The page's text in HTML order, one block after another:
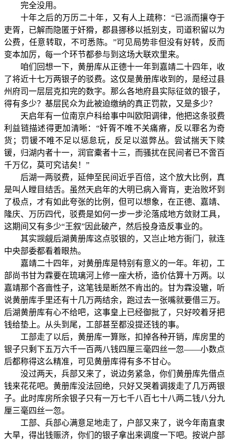
完全没用。
十年之后的万历二十年，又有人上疏称：“已派而攘夺于
吏胥，已解而隐匿于奸猾，郡县挪移以抵别支，司道积留以为
公费，任意转取，不可悉陈。”可见局势非但没有好转，反而
变本加厉，每一个环节都参与到这场大联欢里来。
咱们回想一下，黄册库从正德十一年到嘉靖二十四年，收
了将近十七万两银子的驳费。这仅是黄册库收到的，是经过县
州府司一层层克扣完的数字。那么各地府县实际征敛的银子，
得有多少？基层民众为此被迫缴纳的真正罚款，又是多少？
天启年有一位南京户科给事中叫欧阳调律，他把这条驳费
利益链描述得更加清晰：“奸胥不唯不关痛瘠，反以罪名为奇
货；罚锾不唯不足以惩怠玩，反足以滋弊丛。尝试揣天下赎
锾，归湖内者十一，润官橐者十三，而骚扰在民间者已不啻百
千万亿，莫可究诘矣！”
后湖一两驳费，延伸至民间近乎百倍，这个放大比例，真
是叫人瞠目结舌。虽然天启年的大明已病入膏肓，吏治败坏到
了极点，才有如此夸张的比例，但可以想象，在正德、嘉靖、
隆庆、万历四代，驳费是如何一步一步沦落成地方敛财工具，
这期间又有多少“王叙”因此破产，然后投身造反事业的。
其实觊觎后湖黄册库这点驳银的，又岂止地方衙门，就连
中央部委都看着眼热。
嘉靖二十四年，对黄册库是特别有意义的一年。年初，工
部尚书甘为霖要在琉璃河上修一座大桥，造价估算十万两。以
嘉靖那个吝啬性子，这笔钱是断然不肯出的。甘为霖没辙，听
说黄册库手里还有十几万两结余，跑过去一张嘴就要借三万。
后湖黄册库有心不给吧，这事皇上已经御批了，只好咬着牙把
钱给垫上。从头到尾，工部甚至都没提还钱的事。
工部走了以后，黄册库一算账，扣掉各种开销，库房里的
银子只剩下五万六千一百两八钱四厘三毫四丝一忽——小数点
后都称得这么精准，可见黄册库得有多不甘心。
没过两天，兵部又来了，说边务紧急，你们黄册库先借点
钱来花花吧。黄册库没法回绝，只好又哭着调拨走了几万两银
子。此时库房所余银子只有一万七千八百七十八两二钱八分九
厘三毫四丝一忽。
工部、兵部心满意足地走了，户部又来了，说今年南直隶
大旱，得出钱赈济，你们的银子拿出来调度一下吧。按说户部